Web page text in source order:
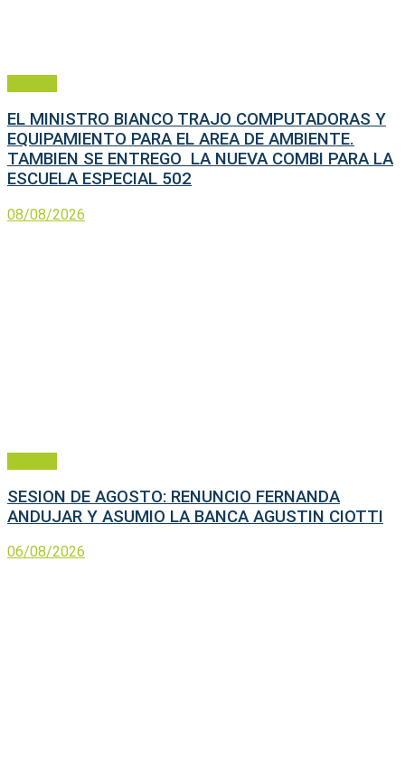
EL MINISTRO BIANCO TRAJO COMPUTADORAS Y
EQUIPAMIENTO PARA EL AREA DE AMBIENTE.
TAMBIEN SE ENTREGO LA NUEVA COMBI PARA LA
ESCUELA ESPECIAL 502
08/08/2026
SESION DE AGOSTO: RENUNCIO FERNANDA
ANDUJAR Y ASUMIO LA BANCA AGUSTIN CIOTTI
06/08/2026